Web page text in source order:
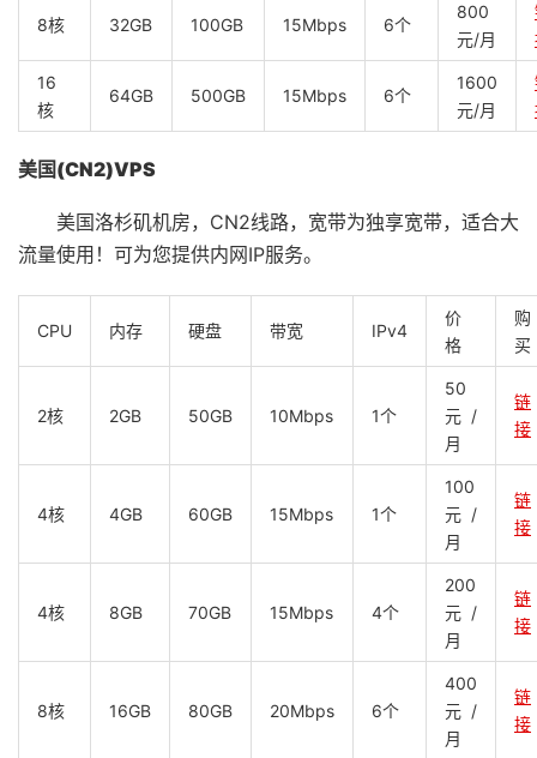
8核 32GB 100GB 15Mbps 6个
800
元/月
16
核
64GB 500GB 15Mbps 6个
1600
元/月
美国(CN2)VPS
美国洛杉矶机房，CN2线路，宽带为独享宽带，适合大
流量使用！可为您提供内网IP服务。
CPU 内存 硬盘 带宽 IPv4
价
格
购
买
2核 2GB 50GB 10Mbps 1个
50
元/
月
链
接
4核 4GB 60GB 15Mbps 1个
100
元/
月
链
接
4核 8GB 70GB 15Mbps 4个
200
元/
月
链
接
8核 16GB 80GB 20Mbps 6个
400
元/
月
链
接